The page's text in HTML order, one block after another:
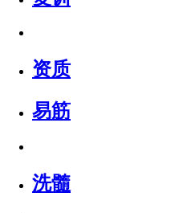
资质
易筋
洗髓